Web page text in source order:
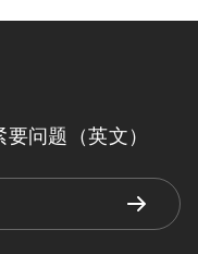
问题（英文）